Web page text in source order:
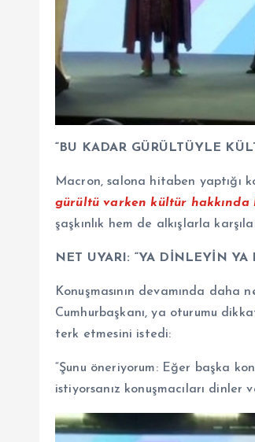
“BU KADAR GÜRÜLTÜYLE
Macron, salona hitaben yaptığı
gürültü varken kültür hakkında
şaşkınlık hem de alkışlarla
NET UYARI: “YA DİNLEYİN YA
Konuşmasının devamında daha
Cumhurbaşkanı, ya oturumu
terk etmesini istedi:
“Şunu öneriyorum: Eğer başka
istiyorsanız konuşmacıları dinler